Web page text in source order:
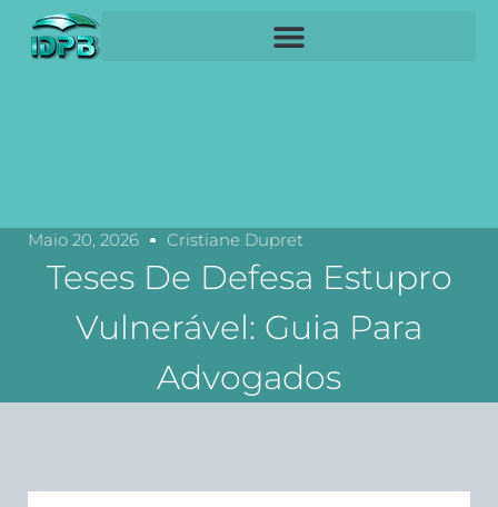
Maio 20, 2026 Cristiane Dupret
Teses De Defesa Estupro
Vulnerável: Guia Para
Advogados